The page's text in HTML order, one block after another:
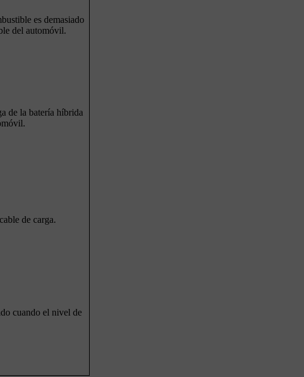
es demasiado
del automóvil.
de la batería híbrida
de carga.
cuando el nivel de